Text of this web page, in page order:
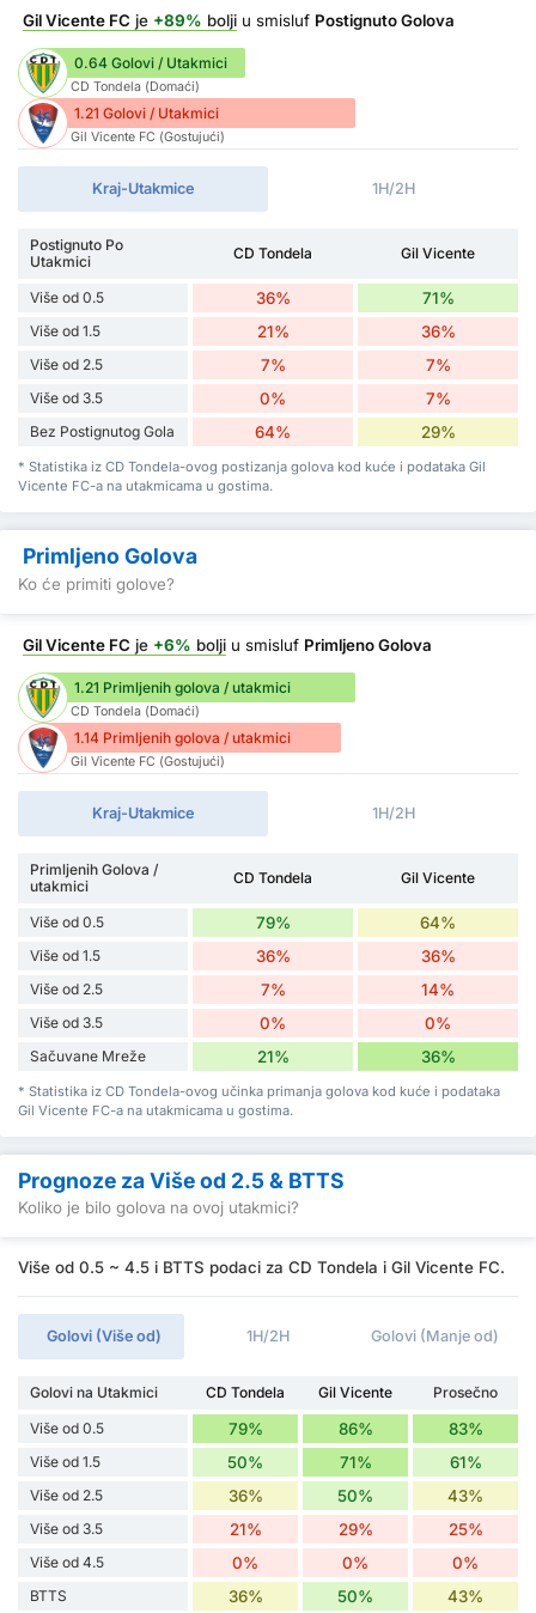
Gil Vicente FC je +89% bolji u smisluf Postignuto Golova
0.64 Golovi / Utakmici
CD Tondela (Domaći)
1.21 Golovi / Utakmici
Gil Vicente FC (Gostujući)
Kraj-Utakmice 1H/2H
Postignuto Po
Utakmici
CD Tondela Gil Vicente
Više od 0.5 36% 71%
Više od 1.5 21% 36%
Više od 2.5 7% 7%
Više od 3.5 0% 7%
Bez Postignutog Gola 64% 29%
* Statistika iz CD Tondela-ovog postizanja golova kod kuće i podataka Gil
Vicente FC-a na utakmicama u gostima.
Primljeno Golova
Ko će primiti golove?
Gil Vicente FC je +6% bolji u smisluf Primljeno Golova
1.21 Primljenih golova / utakmici
CD Tondela (Domaći)
1.14 Primljenih golova / utakmici
Gil Vicente FC (Gostujući)
Kraj-Utakmice 1H/2H
Primljenih Golova /
utakmici
CD Tondela Gil Vicente
Više od 0.5 79% 64%
Više od 1.5 36% 36%
Više od 2.5 7% 14%
Više od 3.5 0% 0%
Sačuvane Mreže 21% 36%
* Statistika iz CD Tondela-ovog učinka primanja golova kod kuće i podataka
Gil Vicente FC-a na utakmicama u gostima.
Prognoze za Više od 2.5 & BTTS
Koliko je bilo golova na ovoj utakmici?
Više od 0.5 ~ 4.5 i BTTS podaci za CD Tondela i Gil Vicente FC.
Golovi (Više od) 1H/2H Golovi (Manje od)
Golovi na Utakmici CD Tondela Gil Vicente
Prosečno
Više od 0.5
79% 86% 83%
Više od 1.5 50% 71% 61%
Više od 2.5 36% 50% 43%
Više od 3.5 21% 29% 25%
Više od 4.5 0% 0% 0%
BTTS 36% 50% 43%